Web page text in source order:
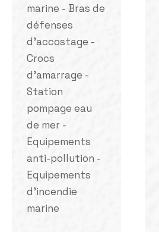
marine - Bras de
défenses
d'accostage -
Crocs
d'amarrage -
Station
pompage eau
de mer -
Equipements
anti-pollution -
Equipements
d'incendie
marine